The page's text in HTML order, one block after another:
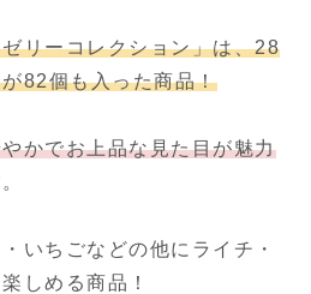
リーコレクション」は、28
82個も入った商品！
かでお上品な見た目が魅力
いちごなどの他にライチ・
しめる商品！